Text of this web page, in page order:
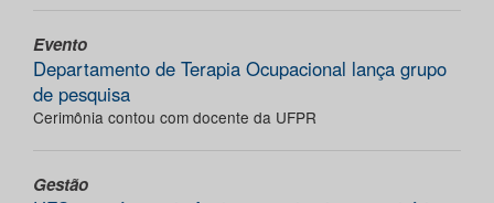
Evento
Departamento de Terapia Ocupacional lança grupo
de pesquisa
Cerimônia contou com docente da UFPR
Gestão